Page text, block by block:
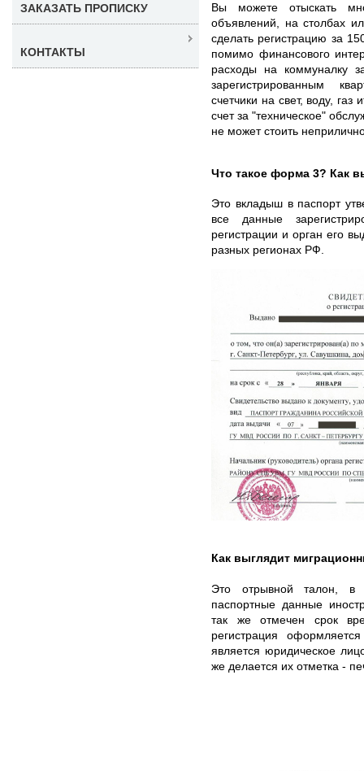
Вы можете отыскать
объявлений, на столбах
сделать регистрацию за
помимо финансового
расходы на коммуналку
зарегистрированным
счетчики на свет, воду,
счет за "техническое"
не может стоить
Что такое форма 3? Как
Это вкладыш в паспорт
все данные
регистрации и орган его
разных регионах РФ.
Как выглядит
Это отрывной талон, в
паспортные данные
так же отмечен срок
регистрация
является юридическое
же делается их отметка -
ЗАКАЗАТЬ ПРОПИСКУ
КОНТАКТЫ